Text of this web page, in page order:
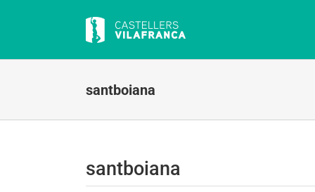
santboiana
santboiana